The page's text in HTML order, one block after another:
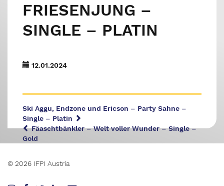
FRIESENJUNG –
SINGLE – PLATIN
12.01.2024
Ski Aggu, Endzone und Ericson – Party Sahne –
Single – Platin
Fäaschtbänkler – Welt voller Wunder – Single –
Gold
© 2026 IFPI Austria